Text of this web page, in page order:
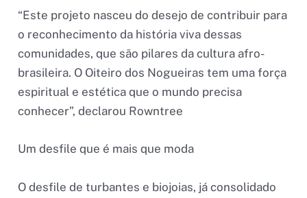
“Este projeto nasceu do desejo de contribuir para
o reconhecimento da história viva dessas
comunidades, que são pilares da cultura afro-
brasileira. O Oiteiro dos Nogueiras tem uma força
espiritual e estética que o mundo precisa
conhecer”, declarou Rowntree
Um desfile que é mais que moda
O desfile de turbantes e biojoias, já consolidado